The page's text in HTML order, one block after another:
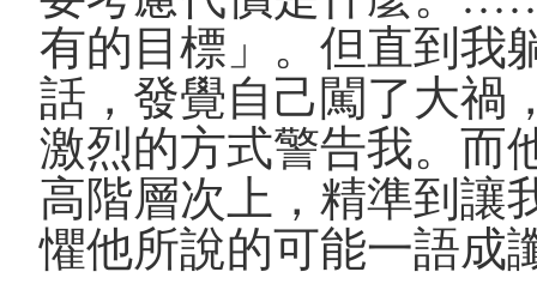
有的目標」。但直到我
話，發覺自己闖了大禍
激烈的方式警告我。而
高階層次上，精準到讓
懼他所說的可能一語成